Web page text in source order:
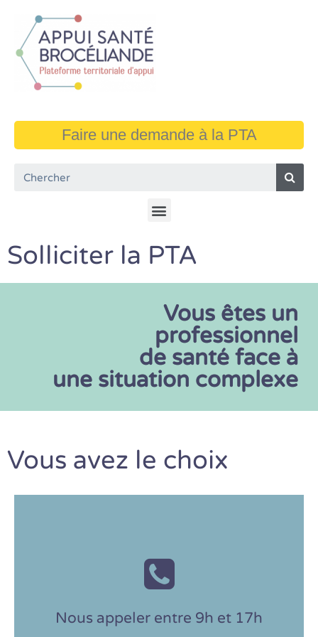
Faire une demande à la PTA
Solliciter la PTA
Vous êtes un
professionnel
de santé face à
une situation complexe
Vous avez le choix
Nous appeler entre 9h et 17h